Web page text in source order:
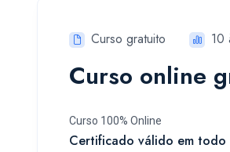
Curso gratuito 10
Curso online
Curso 100% Online
Certificado válido em todo